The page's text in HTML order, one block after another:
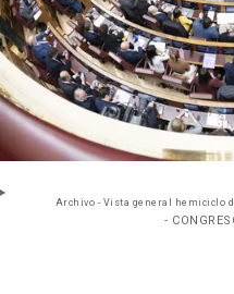
Archivo - Vista general hemiciclo
-